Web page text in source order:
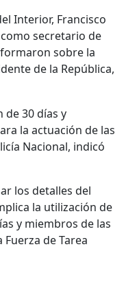
Interior, Francisco
secretario de
sobre la
de la República,
de 30 días y
la actuación de las
Nacional, indicó
los detalles del
la utilización de
y miembros de las
Fuerza de Tarea